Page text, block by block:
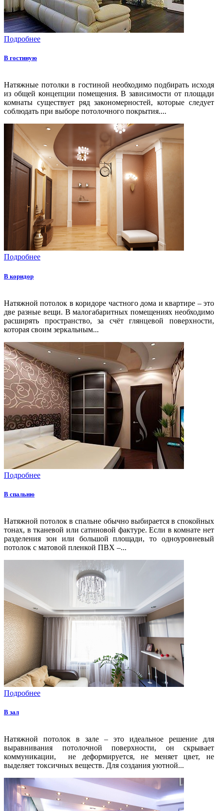
Подробнее
В гостиную
Натяжные потолки в гостиной необходимо подбирать исходя
из общей концепции помещения. В зависимости от площади
комнаты существует ряд закономерностей, которые следует
соблюдать при выборе потолочного покрытия....
Подробнее
В коридор
Натяжной потолок в коридоре частного дома и квартире – это
две разные вещи. В малогабаритных помещениях необходимо
расширять пространство, за счёт глянцевой поверхности,
которая своим зеркальным...
Подробнее
В спальню
Натяжной потолок в спальне обычно выбирается в спокойных
тонах, в тканевой или сатиновой фактуре. Если в комнате нет
разделения зон или большой площади, то одноуровневый
потолок с матовой пленкой ПВХ –...
Подробнее
В зал
Натяжной потолок в зале – это идеальное решение для
выравнивания потолочной поверхности, он скрывает
коммуникации, не деформируется, не меняет цвет, не
выделяет токсичных веществ. Для создания уютной...